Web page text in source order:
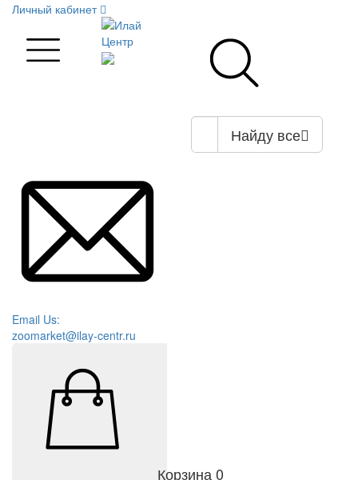
Личный кабинет
Найду все
Email Us:
zoomarket@ilay-centr.ru
Корзина0